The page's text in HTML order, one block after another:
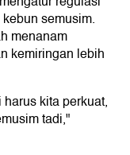
semusim.
menanam
kemiringan lebih
kita perkuat,
tadi,"